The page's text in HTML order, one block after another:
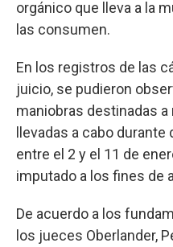
orgánico que lleva a la
las consumen.
En los registros de las
juicio, se pudieron
maniobras destinadas a
llevadas a cabo
entre el 2 y el 11 de
imputado a los fines de
De acuerdo a los
los jueces Oberlander,